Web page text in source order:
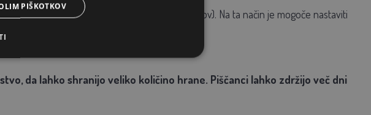
nastavitiod 250 gramov do 2 kg
(165 funtov). Na ta način je mogoče nastaviti
da lahko shranijo veliko količino hrane. Piščanci lahko zdržijo več dni
PIŠKOTKOV